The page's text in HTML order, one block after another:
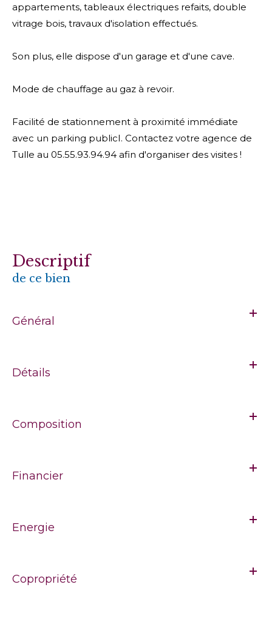
appartements, tableaux électriques refaits, double
vitrage bois, travaux d'isolation effectués.
Son plus, elle dispose d'un garage et d'une cave.
Mode de chauffage au gaz à revoir.
Facilité de stationnement à proximité immédiate
avec un parking publicI. Contactez votre agence de
Tulle au 05.55.93.94.94 afin d'organiser des visites !
descriptif
de ce bien
Général
Détails
Composition
Financier
Energie
Copropriété